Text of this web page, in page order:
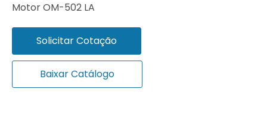
Motor OM-502 LA
Solicitar Cotação
Baixar Catálogo